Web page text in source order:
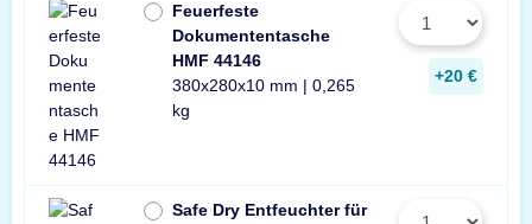
Feuerfeste
Dokumententasche
HMF 44146
380x280x10 mm | 0,265
kg
+20 €
Safe Dry Entfeuchter für